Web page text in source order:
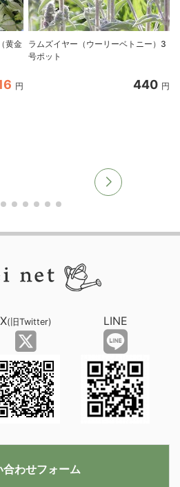
黄金
円
ラムズイヤー（ウーリーベトニー）3
号ポット
440 円
X(旧Twitter) LINE
合わせフォーム